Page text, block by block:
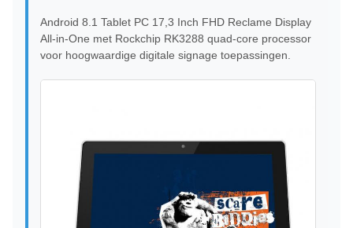
Android 8.1 Tablet PC 17,3 Inch FHD Reclame Display
All-in-One met Rockchip RK3288 quad-core processor
voor hoogwaardige digitale signage toepassingen.